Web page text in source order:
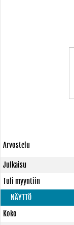
Arvostelu
Julkaisu
Tuli myyntiin
NÄYTTÖ
Koko